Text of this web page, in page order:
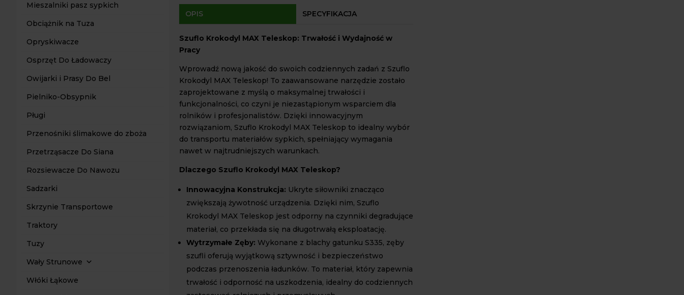
Mieszalniki pasz sypkich
Obciążnik na Tuza
Opryskiwacze
Osprzęt Do Ładowaczy
Owijarki i Prasy Do Bel
Pielniko-Obsypnik
Pługi
Przenośniki ślimakowe do zboża
Przetrząsacze Do Siana
Rozsiewacze Do Nawozu
Sadzarki
Skrzynie Transportowe
Traktory
Tuzy
Wały Strunowe
Włóki Łąkowe
OPIS SPECYFIKACJA
Szuflo Krokodyl MAX Teleskop: Trwałość i Wydajność w
Pracy
Wprowadź nową jakość do swoich codziennych zadań z Szuflo
Krokodyl MAX Teleskop! To zaawansowane narzędzie zostało
zaprojektowane z myślą o maksymalnej trwałości i
funkcjonalności, co czyni je niezastąpionym wsparciem dla
rolników i profesjonalistów. Dzięki innowacyjnym
rozwiązaniom, Szuflo Krokodyl MAX Teleskop to idealny wybór
do transportu materiałów sypkich, spełniający wymagania
nawet w najtrudniejszych warunkach.
Dlaczego Szuflo Krokodyl MAX Teleskop?
Innowacyjna Konstrukcja: Ukryte siłowniki znacząco
zwiększają żywotność urządzenia. Dzięki nim, Szuflo
Krokodyl MAX Teleskop jest odporny na czynniki degradujące
materiał, co przekłada się na długotrwałą eksploatację.
Wytrzymałe Zęby: Wykonane z blachy gatunku S335, zęby
szufli oferują wyjątkową sztywność i bezpieczeństwo
podczas przenoszenia ładunków. To materiał, który zapewnia
trwałość i odporność na uszkodzenia, idealny do codziennych